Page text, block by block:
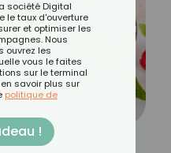
société Digital
le taux d'ouverture
et optimiser les
Nous
ouvrez les
vous le faites
sur le terminal
savoir plus sur
politique de
!